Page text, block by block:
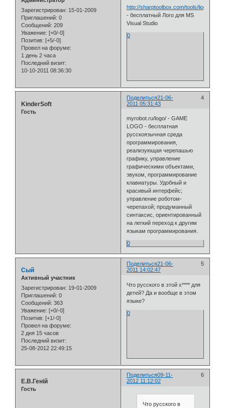
Зарегистрирован: 15-01-2009
Приглашений: 0
Сообщений: 209
Уважение: [+0/-0]
Позитив: [+5/-0]
Провел на форуме:
1 день 2 часа
Последний визит:
10-10-2011 08:36:30
http://sharptoolbox.com/tools/liogo
- бесплатный Лого для MS
Visual Studio
0
Поделиться 4
21-06-
2011 05:31:43
KinderSoft
Гость
myrobot.ru/logo/ - GAME
LOGO - бесплатная
русскоязычная среда
программирования,
реализующая черепашью
графику, управление
графическими объектами,
звуком, программирование
клавиатуры. Удобный и
красивый интерфейс;
управление роботом-
черепахой; продуманный
синтаксис, ориентированный
на легкий переход к другим
языкам программирования.
0
Поделиться 5
21-06-
2011 14:02:47
Сый
Активный участник
Зарегистрирован: 19-01-2009
Приглашений: 0
Сообщений: 363
Уважение: [+0/-0]
Позитив: [+1/-0]
Провел на форуме:
2 дня 15 часов
Последний визит:
25-08-2012 22:49:15
Что русского в этой х**** для
детей? Да и вообще в этом
языке?
0
Поделиться 6
09-11-
2012 11:12:02
Е.В.Геній
Гость
Что русского в